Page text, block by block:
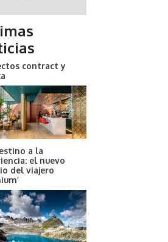
contract y
a la
el nuevo
del viajero